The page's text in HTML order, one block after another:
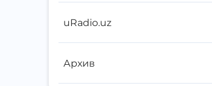
uRadio.uz
Архив